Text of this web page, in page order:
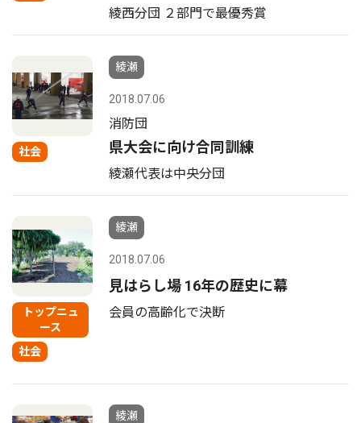
綾西分団 ２部門で最優秀賞
社会
綾瀬
2018.07.06
消防団
県大会に向け合同訓練
綾瀬代表は中央分団
トップニュ
ース
社会
綾瀬
2018.07.06
見はらし場 16年の歴史に幕
会員の高齢化で決断
綾瀬